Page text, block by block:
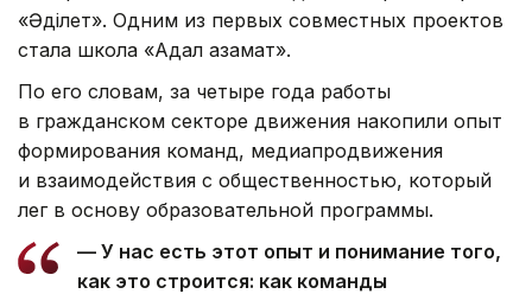
«Әділет». Одним из первых совместных проектов
стала школа «Адал азамат».
По его словам, за четыре года работы
в гражданском секторе движения накопили опыт
формирования команд, медиапродвижения
и взаимодействия с общественностью, который
лег в основу образовательной программы.
— У нас есть этот опыт и понимание того,
как это строится: как команды